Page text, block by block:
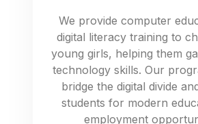
We provide computer
digital literacy training to
young girls, helping them
technology skills. Our
bridge the digital divide
students for modern
employment